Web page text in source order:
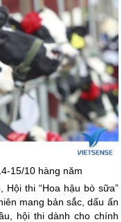
15/10 hàng năm
thi “Hoa hậu bò sữa”
mang bản sắc, dấu ấn
hội thi dành cho chính